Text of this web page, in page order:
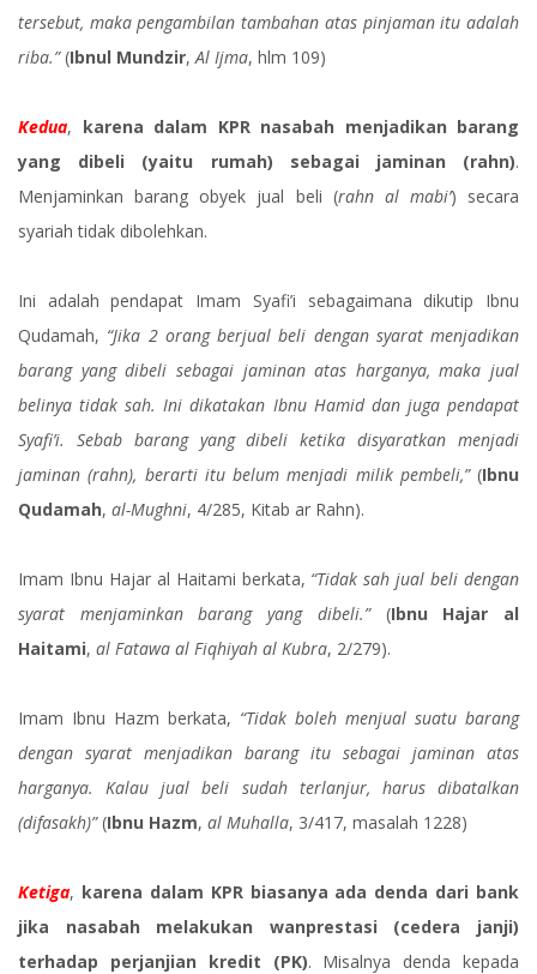
tersebut, maka pengambilan tambahan atas pinjaman itu adalah
riba.”(Ibnul Mundzir,Al Ijma, hlm 109)
Kedua, karena dalam KPR nasabah menjadikan barang
yang dibeli (yaitu rumah) sebagai jaminan (rahn).
Menjaminkan barang obyek jual beli (rahn al mabi’) secara
syariah tidak dibolehkan.
Ini adalah pendapat Imam Syafi’i sebagaimana dikutip Ibnu
Qudamah, “Jika 2 orang berjual beli dengan syarat menjadikan
barang yang dibeli sebagai jaminan atas harganya, maka jual
belinya tidak sah. Ini dikatakan Ibnu Hamid dan juga pendapat
Syafi’i. Sebab barang yang dibeli ketika disyaratkan menjadi
jaminan (rahn), berarti itu belum menjadi milik pembeli,”(Ibnu
Qudamah, al-Mughni, 4/285, Kitab ar Rahn).
Imam Ibnu Hajar al Haitami berkata, “Tidak sah jual beli dengan
syarat menjaminkan barang yang dibeli.”(Ibnu Hajar al
Haitami, al Fatawa al Fiqhiyah al Kubra, 2/279).
Imam Ibnu Hazm berkata, “Tidak boleh menjual suatu barang
dengan syarat menjadikan barang itu sebagai jaminan atas
harganya. Kalau jual beli sudah terlanjur, harus dibatalkan
(difasakh)”(Ibnu Hazm, al Muhalla, 3/417, masalah 1228)
Ketiga, karena dalam KPR biasanya ada denda dari bank
jika nasabah melakukan wanprestasi (cedera janji)
terhadap perjanjian kredit (PK). Misalnya denda kepada